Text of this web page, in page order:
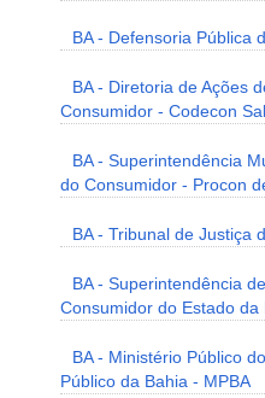
BA - Defensoria Pública
BA - Diretoria de Ações
Consumidor - Codecon
BA - Superintendência
do Consumidor - Procon
BA - Tribunal de Justiça
BA - Superintendência
Consumidor do Estado
BA - Ministério Público
Público da Bahia - MPBA